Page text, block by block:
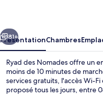
Suivant
81+
PrésentationChambres
Ryad des Nomades offre un
moins de 10 minutes de
services gratuits, l'accès Wi-
proposé tous les jours, entre